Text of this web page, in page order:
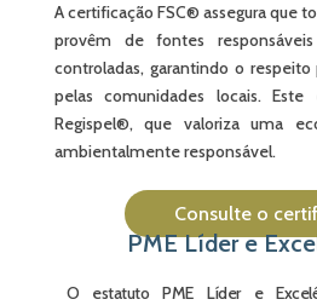
A certificação FSC® assegura que
provêm de fontes
controladas, garantindo o
pelas comunidades locais.
Regispel®, que valoriza uma
ambientalmente responsável.
Consulte o
PME Líder e
O estatuto PME Líder e